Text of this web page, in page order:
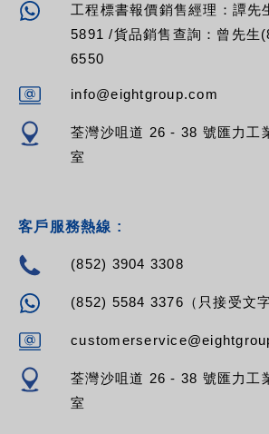
工程標書報價銷售經理：譚先
5891 /貨品銷售查詢：曾先生
6550
info@eightgroup.com
荃灣沙咀道 26 - 38 號匯力工
室
客戶服務熱線 :
(852) 3904 3308
(852) 5584 3376（只接受文字
荃灣沙咀道 26 - 38 號匯力工
室